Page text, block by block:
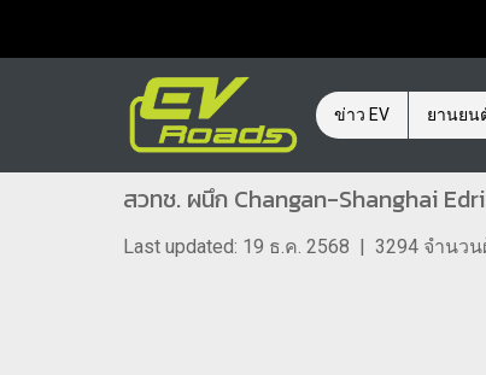
ข่าว EV ยานยน
สวทช. ผนึก Changan-Shanghai
Last updated: 19 ธ.ค. 2568 | 3294 จำนวน